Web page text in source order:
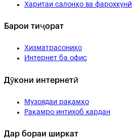
Харитаи салонҳо ва фарохкунӣ
Барои тиҷорат
Хизматрасониҳо
Интернет ба офис
Дӯкони интернетӣ
Музоядаи рақамҳо
Рақамро интихоб кардан
Дар бораи ширкат